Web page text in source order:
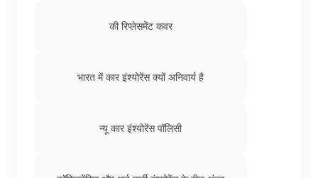
की रिप्लेसमेंट कवर
भारत में कार इंश्योरेंस क्यों अनिवार्य है
न्यू कार इंश्योरेंस पॉलिसी